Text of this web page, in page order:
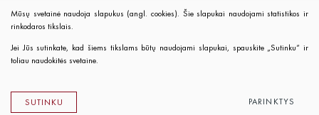
Mūsų svetainė naudoja slapukus (angl. cookies). Šie slapukai naudojami statistikos ir
rinkodaros tikslais.
Jei Jūs sutinkate, kad šiems tikslams būtų naudojami slapukai, spauskite „Sutinku“ ir
toliau naudokitės svetaine.
SUTINKU PARINKTYS